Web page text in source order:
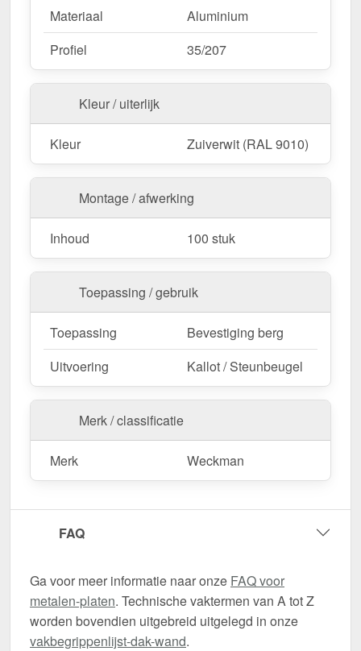
Materiaal
Aluminium
Profiel
35/207
Kleur / uiterlijk
Kleur Zuiverwit (RAL 9010)
Montage / afwerking
Inhoud 100 stuk
Toepassing / gebruik
Toepassing
Bevestiging berg
Uitvoering
Kallot / Steunbeugel
Merk / classificatie
Merk Weckman
FAQ
Ga voor meer informatie naar onze FAQ voor
metalen-platen. Technische vaktermen van A tot Z
worden bovendien uitgebreid uitgelegd in onze
vakbegrippenlijst-dak-wand.